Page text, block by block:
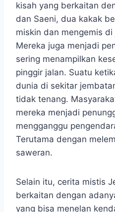
kisah yang berkaitan
dan Saeni, dua kakak
miskin dan mengemis
Mereka juga menjadi
sering menampilkan
pinggir jalan. Suatu
dunia di sekitar
tidak tenang.
mereka menjadi
mengganggu
Terutama dengan
saweran.
Selain itu, cerita mistis
berkaitan dengan
yang bisa menelan